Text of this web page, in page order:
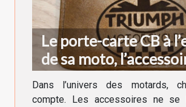
Le porte-carte CB à
de sa moto,
indispensable du
Dans l’univers des motards,
compte. Les accessoires ne se